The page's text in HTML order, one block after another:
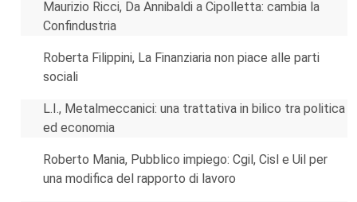
Maurizio Ricci, Da Annibaldi a Cipolletta: cambia la
Confindustria
Roberta Filippini, La Finanziaria non piace alle parti
sociali
L.I., Metalmeccanici: una trattativa in bilico tra politica
ed economia
Roberto Mania, Pubblico impiego: Cgil, Cisl e Uil per
una modifica del rapporto di lavoro